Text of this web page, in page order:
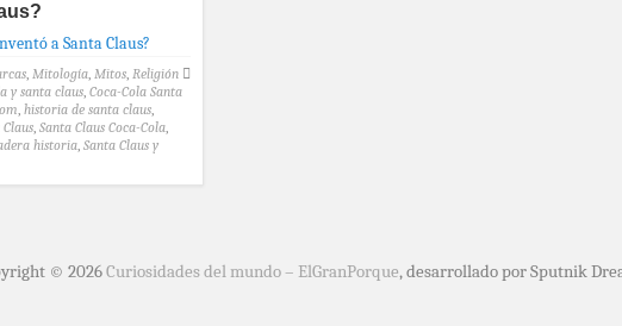
, Mitología, Mitos, Religión
y santa claus, Coca-Cola Santa
, historia de santa claus,
, Santa Claus Coca-Cola,
historia, Santa Claus y
© 2026Curiosidades del mundo – ElGranPorque, desarrollado por Sputnik